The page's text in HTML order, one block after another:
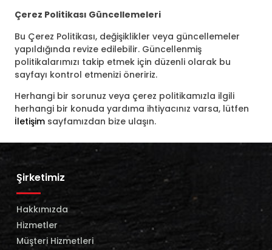
Çerez Politikası Güncellemeleri
Bu Çerez Politikası, değişiklikler veya güncellemeler
yapıldığında revize edilebilir. Güncellenmiş
politikalarımızı takip etmek için düzenli olarak bu
sayfayı kontrol etmenizi öneririz.
Herhangi bir sorunuz veya çerez politikamızla ilgili
herhangi bir konuda yardıma ihtiyacınız varsa, lütfen
İletişim sayfamızdan bize ulaşın.
Şirketimiz
Hakkımızda
Hizmetler
Müşteri Hizmetleri